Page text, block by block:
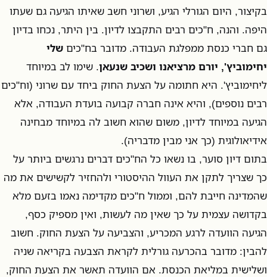
בקיצור, היום הגורלי הגיע, ושרוני חשב שאיתו הגיעה גם שעתו
היפה. והנה, ח"כים רבים התקבצו לדיון. בין היתר, נכחו בדיון
גם חברי כנסת ממפלגת העבודה. מדובר בח"כים שלי
יחימוביץ', יורם מרציאנו ושכיב שנעאן. שימו לב במיוחד
ליחימוביץ'. היא חתומה על הצעת החוק ביחד עם שרוני (וח"כים
רבים נוספים), והיא אינה חברה קבועה בועדת העבודה, אלא
הגיעה במיוחד לדיון, משום שהוא חשוב לה במיוחד מבחינה
אידיאולוגית (כך אני מבין מדבריה).
בתום דיון סוער, בו נשאו כל הח"כים דברים נרגשים ביותר על
כך שצריך לתקן את העוול ההיסטורי ולהחזיר לקשישים את מה
שהמדינה חייבת להם, וממול ח"כים מקדימה נאמו בזעם מלא
בקדושה עצמית על כך שאין מה לעשות, ואין מספיק כסף,
הגיעה הוועדה לרגע המכריע, והצביעה על הצעת החוק. חשוב
להבין: מדובר בהכרעה גורלית לקראת הצבעה בקריאה שניה
ושלישית במליאת הכנסת. אם הוועדה תאשר את הצעת החוק,